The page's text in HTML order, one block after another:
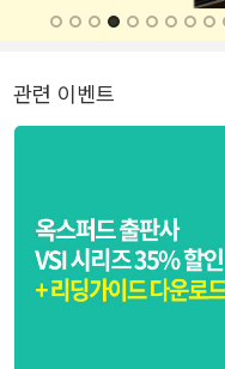
관련 이벤트